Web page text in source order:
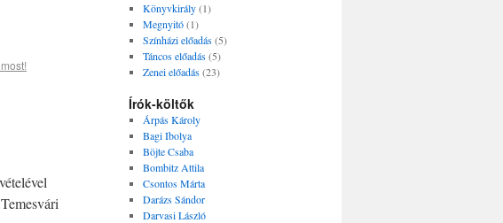
Könyvkirály(1)
Megnyitó(1)
Színházi előadás(5)
Táncos előadás(5)
Zenei előadás(23)
Írók-költők
Árpás Károly
Bagi Ibolya
Böjte Csaba
Bombitz Attila
Csontos Márta
Darázs Sándor
Darvasi László